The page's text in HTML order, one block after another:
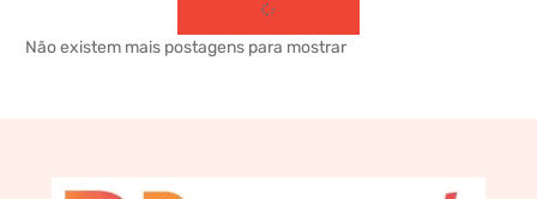
Não existem mais postagens para mostrar